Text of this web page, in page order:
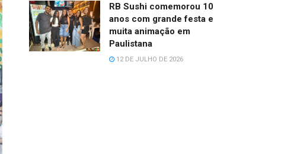
RB Sushi comemorou 10
anos com grande festa e
muita animação em
Paulistana
12 DE JULHO DE 2026